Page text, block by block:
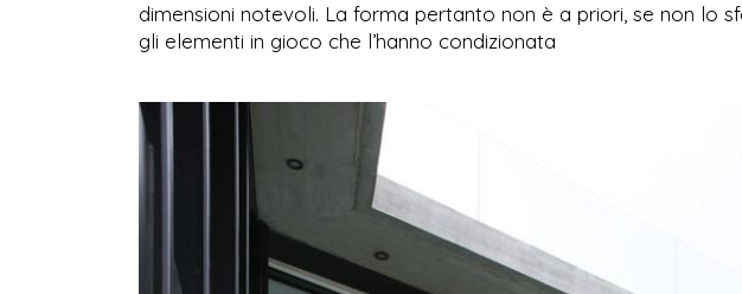
dimensioni notevoli. La forma pertanto non è a priori, se non lo
gli elementi in gioco che l’hanno condizionata